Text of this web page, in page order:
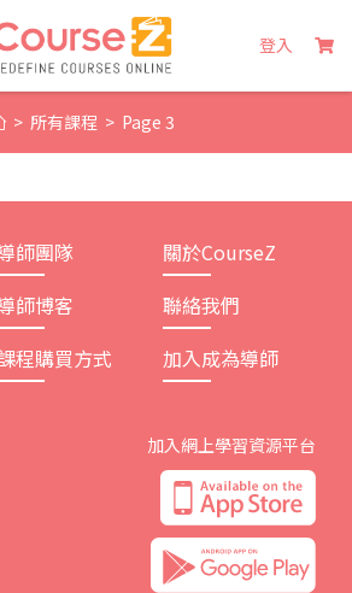
登入
> 所有課程 > Page 3
師團隊
師博客
程購買方式
關於CourseZ
聯絡我們
加入成為導師
加入網上學習資源平台